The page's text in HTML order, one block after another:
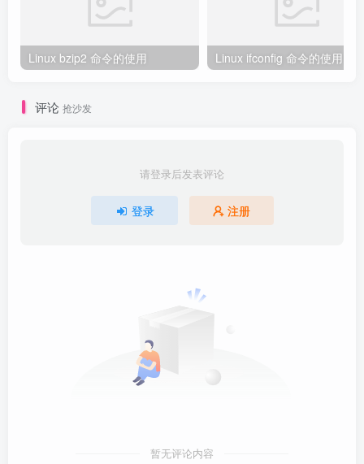
Linux bzip2 命令的使用 Linux ifconfig 命令的使用
评论 抢沙发
请登录后发表评论
登录 注册
暂无评论内容